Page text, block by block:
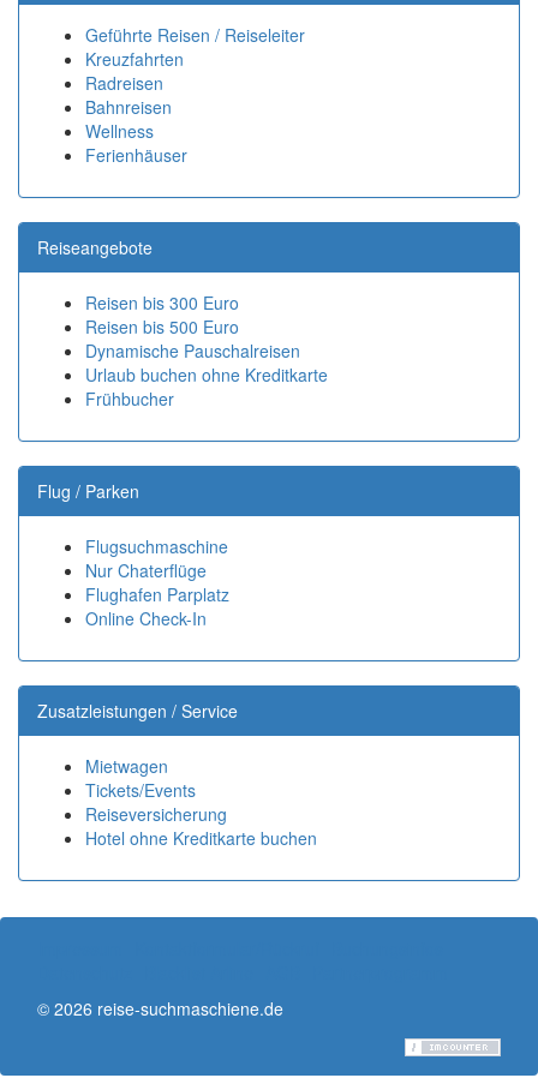
Geführte Reisen / Reiseleiter
Kreuzfahrten
Radreisen
Bahnreisen
Wellness
Ferienhäuser
Reiseangebote
Reisen bis 300 Euro
Reisen bis 500 Euro
Dynamische Pauschalreisen
Urlaub buchen ohne Kreditkarte
Frühbucher
Flug / Parken
Flugsuchmaschine
Nur Chaterflüge
Flughafen Parplatz
Online Check-In
Zusatzleistungen / Service
Mietwagen
Tickets/Events
Reiseversicherung
Hotel ohne Kreditkarte buchen
© 2026 reise-suchmaschiene.de